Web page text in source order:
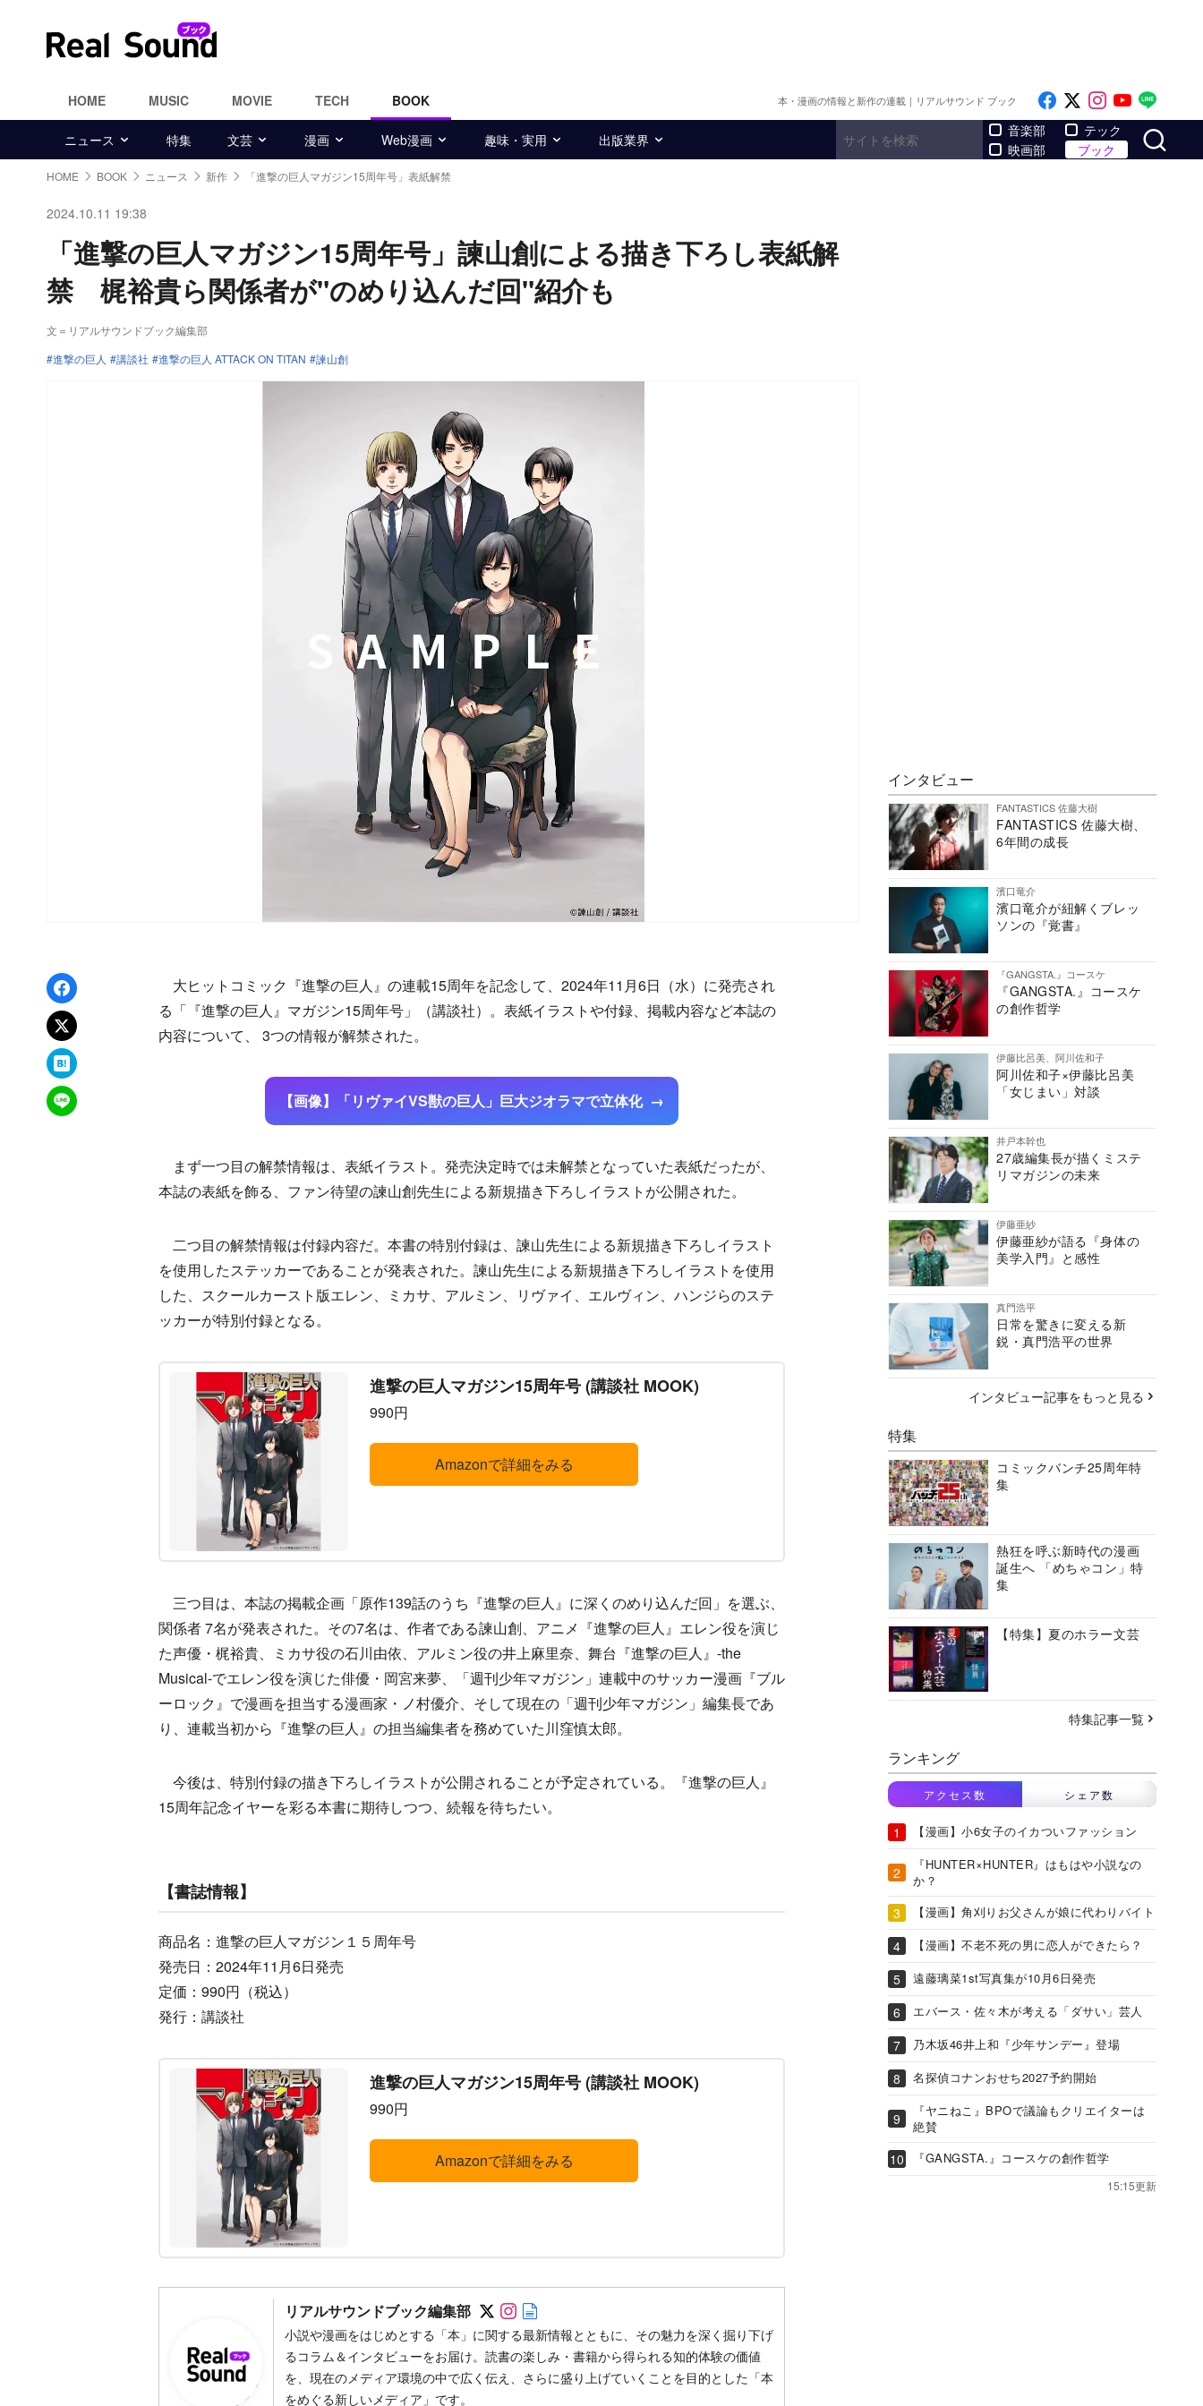
HOME MUSIC MOVIE TECH BOOK 本・漫画の情報と新作の連載｜リアルサウンド ブック Like on Facebook
Follow on x
Follow on
Follow
ニュース 特集 文芸 漫画 Web漫画 趣味・実用 出版業界
音楽部
映画部
テック
ブック
HOME BOOK ニュース 新作 「進撃の巨人マガジン15周年号」表紙解禁
2024.10.11 19:38
「進撃の巨人マガジン15周年号」諫山創による描き下ろし表紙解
禁 梶裕貴ら関係者が"のめり込んだ回"紹介も
文＝リアルサウンドブック編集部
進撃の巨人
講談社 進撃の巨人 ATTACK ON TITAN 諫山創
Facebookでシェア
xでポスト
はてなブックマーク
LINEで送る
大ヒットコミック『進撃の巨人』の連載15周年を記念して、2024年11月6日（水）に発売され
る「『進撃の巨人』マガジン15周年号」（講談社）。表紙イラストや付録、掲載内容など本誌の
内容について、 3つの情報が解禁された。
【画像】「リヴァイVS獣の巨人」巨大ジオラマで立体化
まず一つ目の解禁情報は、表紙イラスト。発売決定時では未解禁となっていた表紙だったが、
本誌の表紙を飾る、ファン待望の諫山創先生による新規描き下ろしイラストが公開された。
二つ目の解禁情報は付録内容だ。本書の特別付録は、諫山先生による新規描き下ろしイラスト
を使用したステッカーであることが発表された。諫山先生による新規描き下ろしイラストを使用
した、スクールカースト版エレン、ミカサ、アルミン、リヴァイ、エルヴィン、ハンジらのステ
ッカーが特別付録となる。
進撃の巨人マガジン15周年号 (講談社 MOOK)
990円
Amazonで詳細をみる
三つ目は、本誌の掲載企画「原作139話のうち『進撃の巨人』に深くのめり込んだ回」を選ぶ、
関係者 7名が発表された。その7名は、作者である諫山創、アニメ『進撃の巨人』エレン役を演じ
た声優・梶裕貴、ミカサ役の石川由依、アルミン役の井上麻里奈、舞台『進撃の巨人』-the
Musical-でエレン役を演じた俳優・岡宮来夢、「週刊少年マガジン」連載中のサッカー漫画『ブル
ーロック』で漫画を担当する漫画家・ノ村優介、そして現在の「週刊少年マガジン」編集長であ
り、連載当初から『進撃の巨人』の担当編集者を務めていた川窪慎太郎。
今後は、特別付録の描き下ろしイラストが公開されることが予定されている。『進撃の巨人』
15周年記念イヤーを彩る本書に期待しつつ、続報を待ちたい。
【書誌情報】
商品名：進撃の巨人マガジン１５周年号
発売日：2024年11月6日発売
定価：990円（税込）
発行：講談社
進撃の巨人マガジン15周年号 (講談社 MOOK)
990円
Amazonで詳細をみる
リアルサウンドブック編集部 Follow on SNS
Follow on SNS
小説や漫画をはじめとする「本」に関する最新情報とともに、その魅力を深く掘り下げ
るコラム＆インタビューをお届け。読書の楽しみ・書籍から得られる知的体験の価値
を、現在のメディア環境の中で広く伝え、さらに盛り上げていくことを目的とした「本
をめぐる新しいメディア」です。
インタビュー
FANTASTICS 佐藤大樹
FANTASTICS 佐藤大樹、
6年間の成長
濱口竜介
濱口竜介が紐解くブレッ
ソンの『覚書』
『GANGSTA.』コースケ
『GANGSTA.』コースケ
の創作哲学
伊藤比呂美、阿川佐和子
阿川佐和子×伊藤比呂美
「女じまい」対談
井戸本幹也
27歳編集長が描くミステ
リマガジンの未来
伊藤亜紗
伊藤亜紗が語る『身体の
美学入門』と感性
真門浩平
日常を驚きに変える新
鋭・真門浩平の世界
インタビュー記事をもっと見る
特集
コミックバンチ25周年特
集
熱狂を呼ぶ新時代の漫画
誕生へ 「めちゃコン」特
集
【特集】夏のホラー文芸
特集記事一覧
ランキング
アクセス数 シェア数
【漫画】小6女子のイカついファッション
『HUNTER×HUNTER』はもはや小説なの
か？
【漫画】角刈りお父さんが娘に代わりバイト
【漫画】不老不死の男に恋人ができたら？
遠藤璃菜1st写真集が10月6日発売
エバース・佐々木が考える「ダサい」芸人
乃木坂46井上和『少年サンデー』登場
名探偵コナンおせち2027予約開始
『ヤニねこ』BPOで議論もクリエイターは
絶賛
『GANGSTA.』コースケの創作哲学
15:15更新